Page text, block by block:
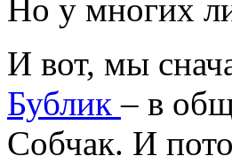
Но у многих
И вот, мы
Бублик– в
Собчак. И